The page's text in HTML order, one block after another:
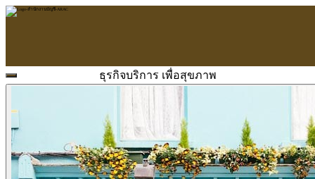
ข้อมูลบริษัท
บริการ
บริการด้านใบอนุญาต
ธุรกิจบริการ เพื่อสุขภาพ